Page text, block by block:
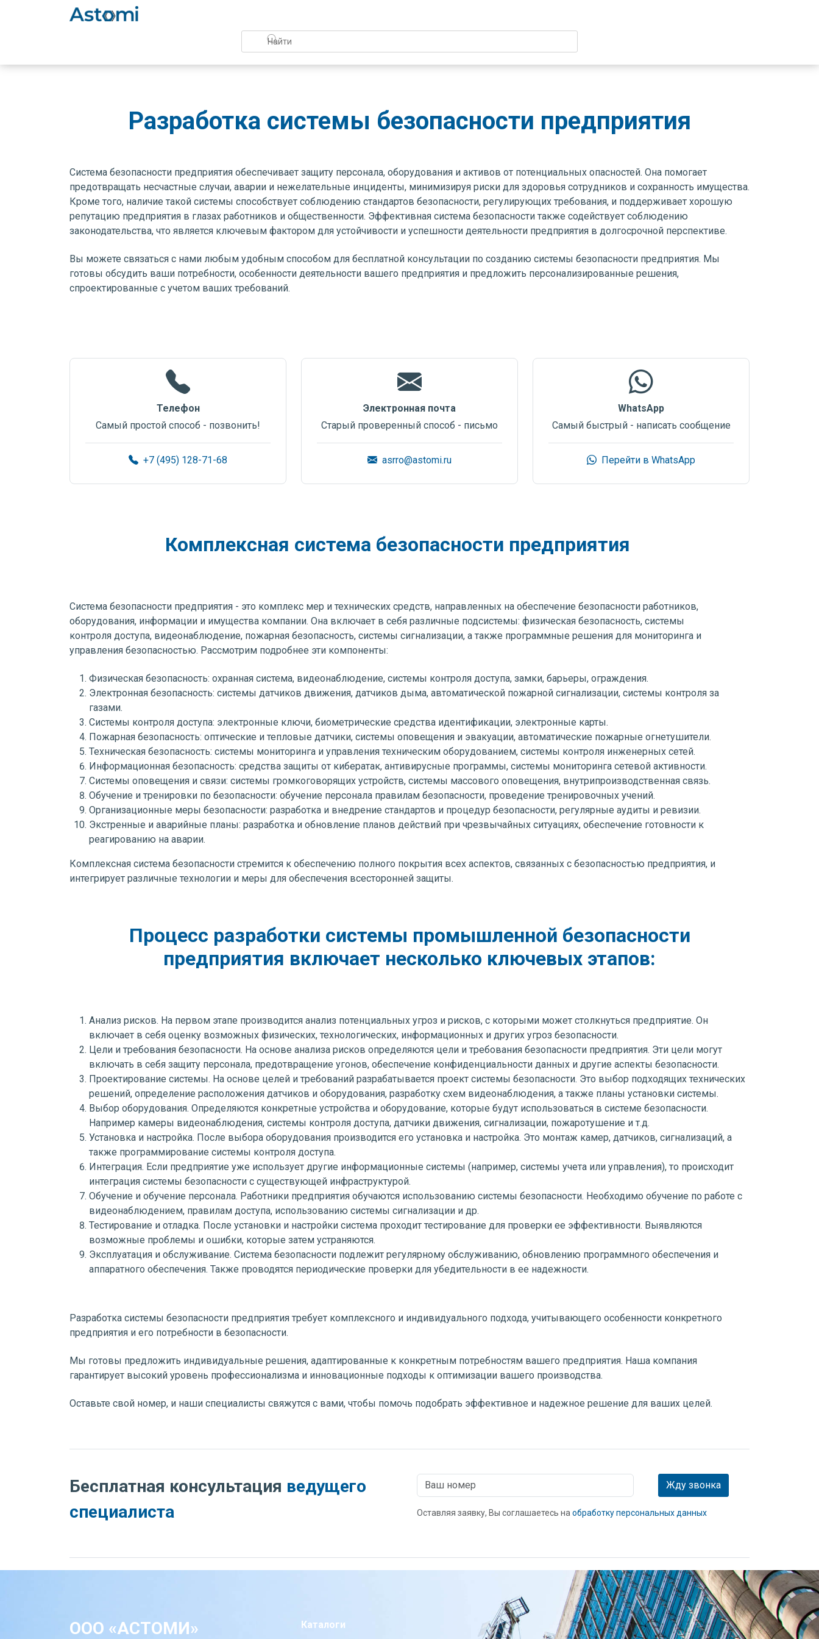
Разработка системы безопасности предприятия
Система безопасности предприятия обеспечивает защиту персонала, оборудования и активов от потенциальных опасностей. Она помогает
предотвращать несчастные случаи, аварии и нежелательные инциденты, минимизируя риски для здоровья сотрудников и сохранность имущества.
Кроме того, наличие такой системы способствует соблюдению стандартов безопасности, регулирующих требования, и поддерживает хорошую
репутацию предприятия в глазах работников и общественности. Эффективная система безопасности также содействует соблюдению
законодательства, что является ключевым фактором для устойчивости и успешности деятельности предприятия в долгосрочной перспективе.
Вы можете связаться с нами любым удобным способом для бесплатной консультации по созданию системы безопасности предприятия. Мы
готовы обсудить ваши потребности, особенности деятельности вашего предприятия и предложить персонализированные решения,
спроектированные с учетом ваших требований.
Телефон
Самый простой способ - позвонить!
+7 (495) 128-71-68
Электронная почта
Старый проверенный способ - письмо
asrro@astomi.ru
WhatsApp
Самый быстрый - написать сообщение
Перейти в WhatsApp
Комплексная система безопасности предприятия
Система безопасности предприятия - это комплекс мер и технических средств, направленных на обеспечение безопасности работников,
оборудования, информации и имущества компании. Она включает в себя различные подсистемы: физическая безопасность, системы
контроля доступа, видеонаблюдение, пожарная безопасность, системы сигнализации, а также программные решения для мониторинга и
управления безопасностью. Рассмотрим подробнее эти компоненты:
Физическая безопасность: охранная система, видеонаблюдение, системы контроля доступа, замки, барьеры, ограждения.
Электронная безопасность: системы датчиков движения, датчиков дыма, автоматической пожарной сигнализации, системы контроля за
газами.
Системы контроля доступа: электронные ключи, биометрические средства идентификации, электронные карты.
Пожарная безопасность: оптические и тепловые датчики, системы оповещения и эвакуации, автоматические пожарные огнетушители.
Техническая безопасность: системы мониторинга и управления техническим оборудованием, системы контроля инженерных сетей.
Информационная безопасность: средства защиты от кибератак, антивирусные программы, системы мониторинга сетевой активности.
Системы оповещения и связи: системы громкоговорящих устройств, системы массового оповещения, внутрипроизводственная связь.
Обучение и тренировки по безопасности: обучение персонала правилам безопасности, проведение тренировочных учений.
Организационные меры безопасности: разработка и внедрение стандартов и процедур безопасности, регулярные аудиты и ревизии.
Экстренные и аварийные планы: разработка и обновление планов действий при чрезвычайных ситуациях, обеспечение готовности к
реагированию на аварии.
Комплексная система безопасности стремится к обеспечению полного покрытия всех аспектов, связанных с безопасностью предприятия, и
интегрирует различные технологии и меры для обеспечения всесторонней защиты.
Процесс разработки системы промышленной безопасности
предприятия включает несколько ключевых этапов:
Анализ рисков. На первом этапе производится анализ потенциальных угроз и рисков, с которыми может столкнуться предприятие. Он
включает в себя оценку возможных физических, технологических, информационных и других угроз безопасности.
Цели и требования безопасности. На основе анализа рисков определяются цели и требования безопасности предприятия. Эти цели могут
включать в себя защиту персонала, предотвращение угонов, обеспечение конфиденциальности данных и другие аспекты безопасности.
Проектирование системы. На основе целей и требований разрабатывается проект системы безопасности. Это выбор подходящих технических
решений, определение расположения датчиков и оборудования, разработку схем видеонаблюдения, а также планы установки системы.
Выбор оборудования. Определяются конкретные устройства и оборудование, которые будут использоваться в системе безопасности.
Например камеры видеонаблюдения, системы контроля доступа, датчики движения, сигнализации, пожаротушение и т.д.
Установка и настройка. После выбора оборудования производится его установка и настройка. Это монтаж камер, датчиков, сигнализаций, а
также программирование системы контроля доступа.
Интеграция. Если предприятие уже использует другие информационные системы (например, системы учета или управления), то происходит
интеграция системы безопасности с существующей инфраструктурой.
Обучение и обучение персонала. Работники предприятия обучаются использованию системы безопасности. Необходимо обучение по работе с
видеонаблюдением, правилам доступа, использованию системы сигнализации и др.
Тестирование и отладка. После установки и настройки система проходит тестирование для проверки ее эффективности. Выявляются
возможные проблемы и ошибки, которые затем устраняются.
Эксплуатация и обслуживание. Система безопасности подлежит регулярному обслуживанию, обновлению программного обеспечения и
аппаратного обеспечения. Также проводятся периодические проверки для убедительности в ее надежности.
Разработка системы безопасности предприятия требует комплексного и индивидуального подхода, учитывающего особенности конкретного
предприятия и его потребности в безопасности.
Мы готовы предложить индивидуальные решения, адаптированные к конкретным потребностям вашего предприятия. Наша компания
гарантирует высокий уровень профессионализма и инновационные подходы к оптимизации вашего производства.
Оставьте свой номер, и наши специалисты свяжутся с вами, чтобы помочь подобрать эффективное и надежное решение для ваших целей.
Бесплатная консультация ведущего
специалиста
Жду звонка
Оставляя заявку, Вы соглашаетесь на обработку персональных данных
ООО «АСТОМИ» Каталоги